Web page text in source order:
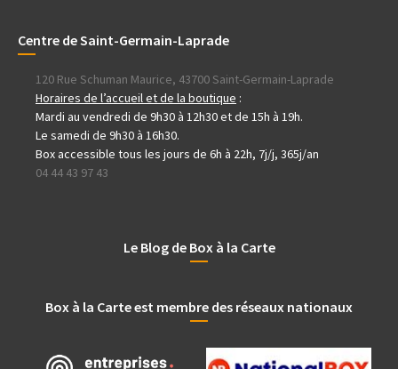
Centre de Saint-Germain-Laprade
120 Rue Schuman Maurice, 43700 Saint-Germain-Laprade
Horaires de l’accueil et de la boutique :
Mardi au vendredi de 9h30 à 12h30 et de 15h à 19h.
Le samedi de 9h30 à 16h30.
Box accessible tous les jours de 6h à 22h, 7j/j, 365j/an
04 44 43 97 43
Le Blog de Box à la Carte
Box à la Carte est membre des réseaux nationaux